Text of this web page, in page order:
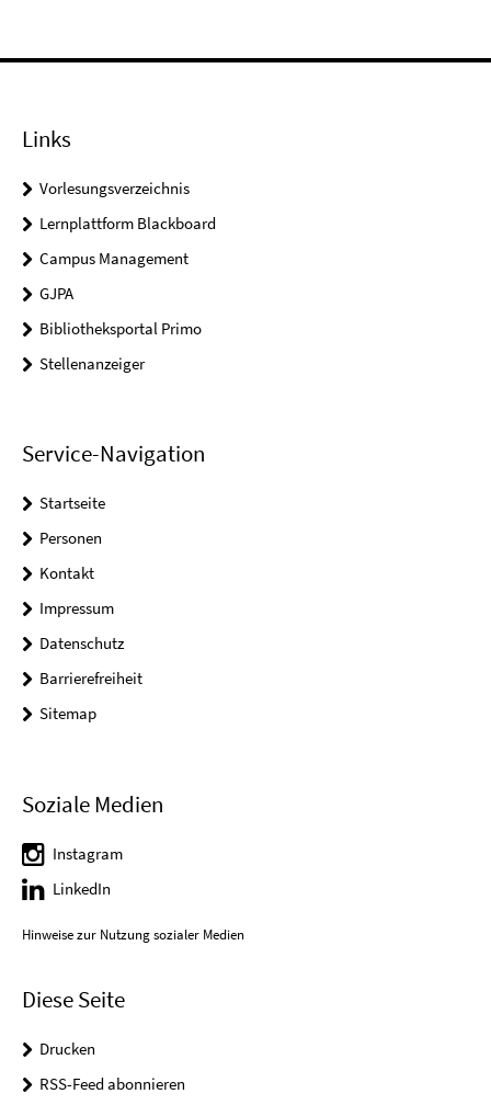
Links
Vorlesungsverzeichnis
Lernplattform Blackboard
Campus Management
GJPA
Bibliotheksportal Primo
Stellenanzeiger
Service-Navigation
Startseite
Personen
Kontakt
Impressum
Datenschutz
Barrierefreiheit
Sitemap
Soziale Medien
Instagram
LinkedIn
Hinweise zur Nutzung sozialer Medien
Diese Seite
Drucken
RSS-Feed abonnieren